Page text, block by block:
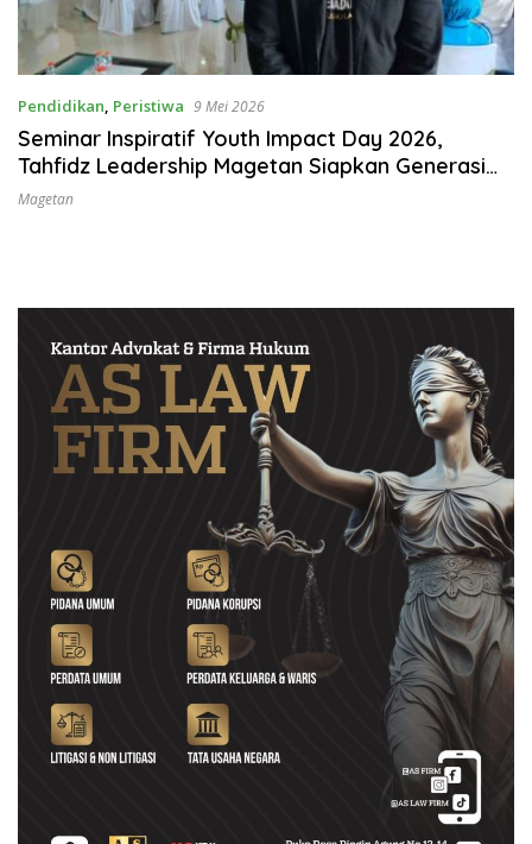
Pendidikan, Peristiwa 9 Mei 2026
Seminar Inspiratif Youth Impact Day 2026,
Tahfidz Leadership Magetan Siapkan Generasi
Pemimpin Muda
Magetan